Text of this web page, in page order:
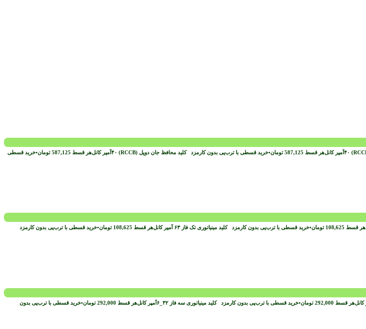
هر قسط 587,125 تومان•خرید قسطی با ترب‌پی بدون کارمزد هر قسط 587,125 تومان•خرید قسطی
هر قسط 108,625 تومان•خرید قسطی با ترب‌پی بدون کارمزد هر قسط 108,625 تومان•خرید قسطی با ترب‌پی بدون کارمزد
هر قسط 292,000 تومان•خرید قسطی با ترب‌پی بدون کارمزد هر قسط 292,000 تومان•خرید قسطی با ترب‌پی بدون